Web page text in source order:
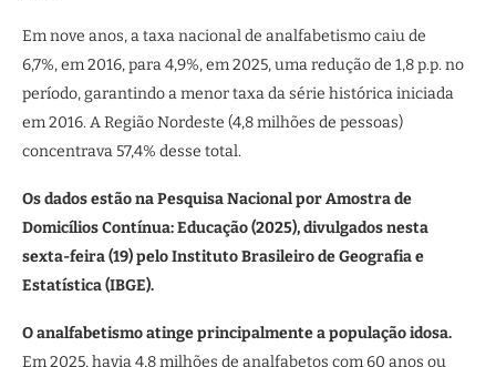
Em nove anos, a taxa nacional de analfabetismo caiu de
6,7%, em 2016, para 4,9%, em 2025, uma redução de 1,8 p.p. no
período, garantindo a menor taxa da série histórica iniciada
em 2016. A Região Nordeste (4,8 milhões de pessoas)
concentrava 57,4% desse total.
Os dados estão na Pesquisa Nacional por Amostra de
Domicílios Contínua: Educação (2025), divulgados nesta
sexta-feira (19) pelo Instituto Brasileiro de Geografia e
Estatística (IBGE).
O analfabetismo atinge principalmente a população idosa.
Em 2025, havia 4,8 milhões de analfabetos com 60 anos ou